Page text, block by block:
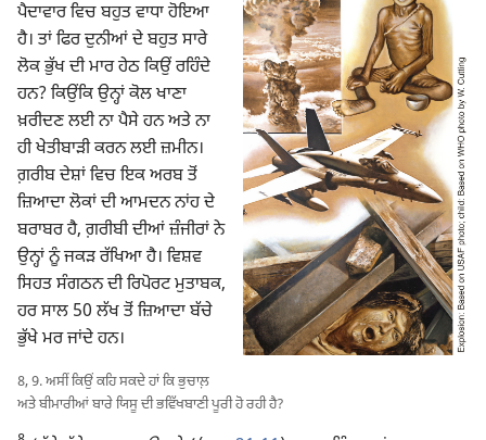
ਪੈਦਾਵਾਰ ਵਿਚ ਬਹੁਤ ਵਾਧਾ ਹੋਇਆ
ਹੈ। ਤਾਂ ਫਿਰ ਦੁਨੀਆਂ ਦੇ ਬਹੁਤ ਸਾਰੇ
ਲੋਕ ਭੁੱਖ ਦੀ ਮਾਰ ਹੇਠ ਕਿਉਂ ਰਹਿੰਦੇ
ਹਨ? ਕਿਉਂਕਿ ਉਨ੍ਹਾਂ ਕੋਲ ਖਾਣਾ
ਖ਼ਰੀਦਣ ਲਈ ਨਾ ਪੈਸੇ ਹਨ ਅਤੇ ਨਾ
ਹੀ ਖੇਤੀਬਾੜੀ ਕਰਨ ਲਈ ਜ਼ਮੀਨ।
ਗ਼ਰੀਬ ਦੇਸ਼ਾਂ ਵਿਚ ਇਕ ਅਰਬ ਤੋਂ
ਜ਼ਿਆਦਾ ਲੋਕਾਂ ਦੀ ਆਮਦਨ ਨਾਂਹ ਦੇ
ਬਰਾਬਰ ਹੈ, ਗ਼ਰੀਬੀ ਦੀਆਂ ਜ਼ੰਜੀਰਾਂ ਨੇ
ਉਨ੍ਹਾਂ ਨੂੰ ਜਕੜ ਰੱਖਿਆ ਹੈ। ਵਿਸ਼ਵ
ਸਿਹਤ ਸੰਗਠਨ ਦੀ ਰਿਪੋਰਟ ਮੁਤਾਬਕ,
ਹਰ ਸਾਲ 50 ਲੱਖ ਤੋਂ ਜ਼ਿਆਦਾ ਬੱਚੇ
ਭੁੱਖੇ ਮਰ ਜਾਂਦੇ ਹਨ।
8, 9. ਅਸੀਂ ਕਿਉਂ ਕਹਿ ਸਕਦੇ ਹਾਂ ਕਿ ਭੁਚਾਲ਼
ਅਤੇ ਬੀਮਾਰੀਆਂ ਬਾਰੇ ਯਿਸੂ ਦੀ ਭਵਿੱਖਬਾਣੀ ਪੂਰੀ ਹੋ ਰਹੀ ਹੈ?